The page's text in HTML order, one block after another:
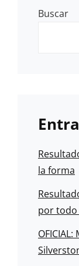
Buscar
la forma
por